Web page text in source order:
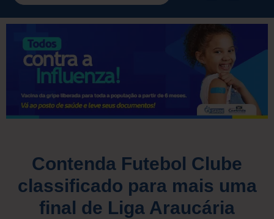
Contenda Futebol Clube
classificado para mais uma
final de Liga Araucária